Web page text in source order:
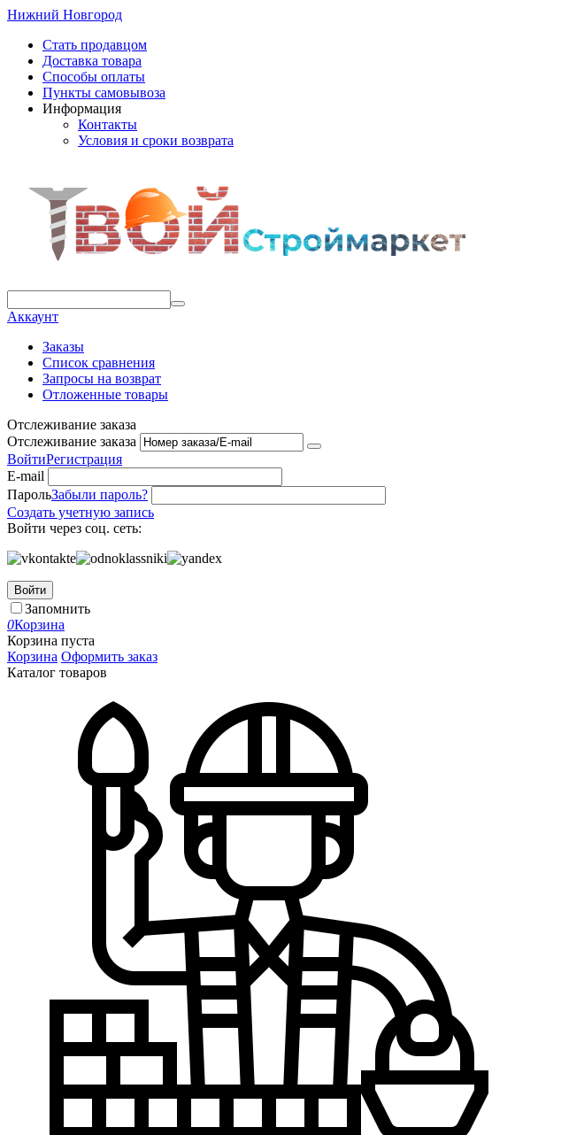
Нижний Новгород
Стать продавцом
Доставка товара
Способы оплаты
Пункты самовывоза
Информация
Контакты
Условия и сроки возврата
Аккаунт
Заказы
Список сравнения
Запросы на возврат
Отложенные товары
Отслеживание заказа
Отслеживание заказа
ВойтиРегистрация
E-mail
ПарольЗабыли пароль?
Создать учетную запись
Войти через соц. сеть:
Войти
Запомнить
0Корзина
Корзина пуста
Корзина Оформить заказ
Каталог товаров